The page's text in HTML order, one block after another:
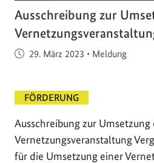
Ausschreibung zur
Veröffentlicht am
29. März 2023 • Meldung
FÖRDERUNG
Ausschreibung zur Umsetzung
Vernetzungsveranstaltung
für die Umsetzung einer